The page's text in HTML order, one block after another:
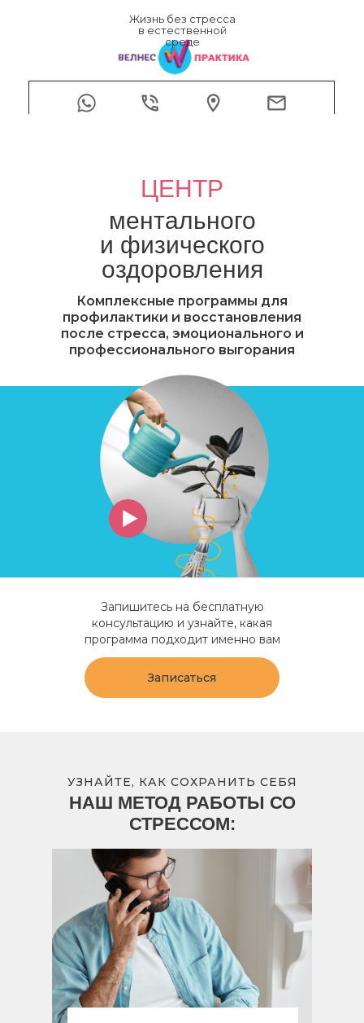
Жизнь без стресса
в естественной
среде
Комплексные программы для
профилактики и восстановления
после стресса, эмоционального и
профессионального выгорания
ЦЕНТР
Записаться
Запишитесь на бесплатную
консультацию и узнайте, какая
программа подходит именно вам
ментального
и физического
оздоровления
НАШ МЕТОД РАБОТЫ СО
СТРЕССОМ:
УЗНАЙТЕ, КАК СОХРАНИТЬ СЕБЯ